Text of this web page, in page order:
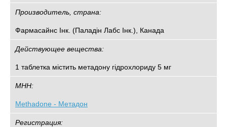
Производитель, страна:
Фармасайнс Інк. (Паладін Лабс Інк.), Канада
Действующее вещества:
1 таблетка містить метадону гідрохлориду 5 мг
МНН:
Methadone - Метадон
Регистрация: